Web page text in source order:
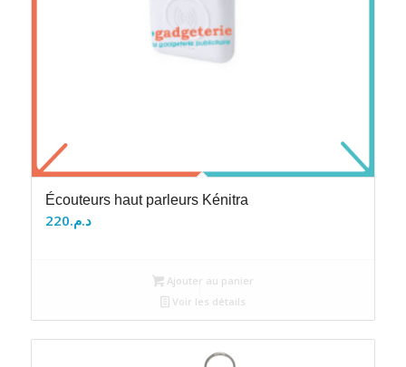
Écouteurs haut parleurs Kénitra
د.م.220
Ajouter au panier
Voir les détails